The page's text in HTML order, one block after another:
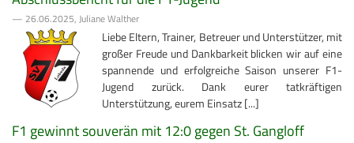
— 26.06.2025, Juliane Walther
Liebe Eltern, Trainer, Betreuer und Unterstützer, mit
großer Freude und Dankbarkeit blicken wir auf eine
spannende und erfolgreiche Saison unserer F1-
Jugend zurück. Dank eurer tatkräftigen
Unterstützung, eurem Einsatz [...]
F1 gewinnt souverän mit 12:0 gegen St. Gangloff